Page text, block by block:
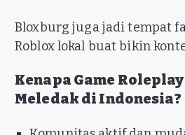
Bloxburg juga jadi tempat
Roblox lokal buat bikin
Kenapa Game
Meledak di Indonesia?